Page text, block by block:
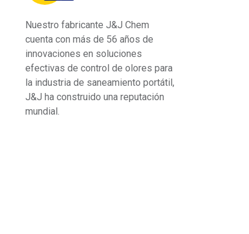
Nuestro fabricante J&J Chem
cuenta con más de 56 años de
innovaciones en soluciones
efectivas de control de olores para
la industria de saneamiento portátil,
J&J ha construido una reputación
mundial.